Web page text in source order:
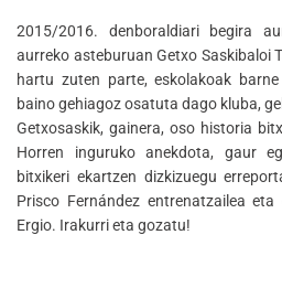
2015/2016. denboraldiari begira
aurreko asteburuan Getxo Saskibaloi
hartu zuten parte, eskolakoak
baino gehiagoz osatuta dago kluba,
Getxosaskik, gainera, oso historia
Horren inguruko anekdota, gaur
bitxikeri ekartzen dizkizuegu
Prisco Fernández entrenatzailea
Ergio. Irakurri eta gozatu!